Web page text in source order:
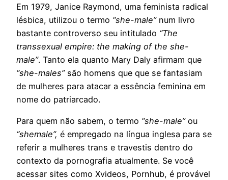
Em 1979, Janice Raymond, uma feminista radical
lésbica, utilizou o termo “she-male”num livro
bastante controverso seu intitulado “The
transsexual empire: the making of the she-
male”. Tanto ela quanto Mary Daly afirmam que
“she-males” são homens que que se fantasiam
de mulheres para atacar a essência feminina em
nome do patriarcado.
Para quem não sabem, o termo “she-male”ou
“shemale”, é empregado na língua inglesa para se
referir a mulheres trans e travestis dentro do
contexto da pornografia atualmente. Se você
acessar sites como Xvideos, Pornhub, é provável